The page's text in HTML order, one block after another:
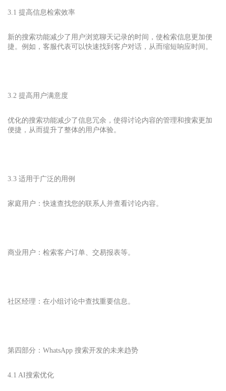
3.1 提高信息检索效率
新的搜索功能减少了用户浏览聊天记录的时间，使检索信息更加便
捷。例如，客服代表可以快速找到客户对话，从而缩短响应时间。
3.2 提高用户满意度
优化的搜索功能减少了信息冗余，使得讨论内容的管理和搜索更加
便捷，从而提升了整体的用户体验。
3.3 适用于广泛的用例
家庭用户：快速查找您的联系人并查看讨论内容。
商业用户：检索客户订单、交易报表等。
社区经理：在小组讨论中查找重要信息。
第四部分：WhatsApp 搜索开发的未来趋势
4.1 AI搜索优化